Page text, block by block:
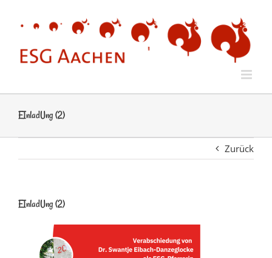
springen
EInladUng (2)
Zurück
EInladUng (2)